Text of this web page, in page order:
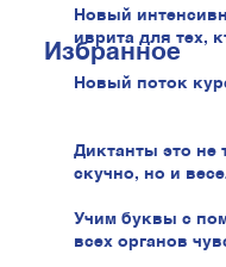
Новый
иврита для тех,
говорить
иврита!
Новый поток
Диктанты это не
скучно, но и
Учим буквы с
всех органов
Избранное